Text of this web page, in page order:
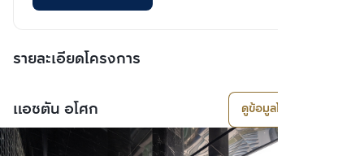
รายละเอียดโครงการ
แอชตัน อโศก ดูข้อมูลโครงการ